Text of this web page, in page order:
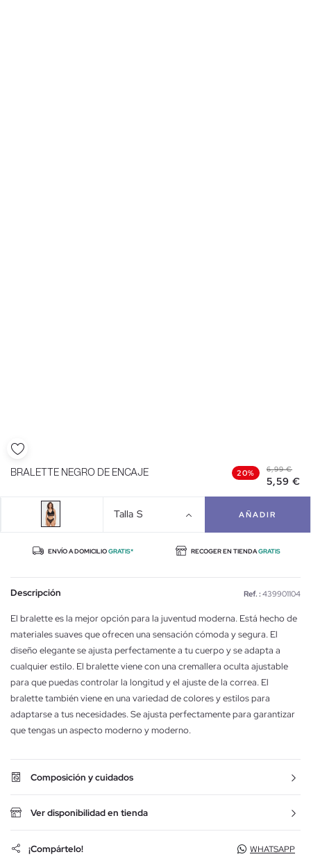
BRALETTE NEGRO DE ENCAJE 20% 6,99 €
5,59 €
Talla S AÑADIR
ENVÍO A DOMICILIOGRATIS* RECOGER EN TIENDAGRATIS
Descripción Ref. : 439901104
El bralette es la mejor opción para la juventud moderna. Está hecho de
materiales suaves que ofrecen una sensación cómoda y segura. El
diseño elegante se ajusta perfectamente a tu cuerpo y se adapta a
cualquier estilo. El bralette viene con una cremallera oculta ajustable
para que puedas controlar la longitud y el ajuste de la correa. El
bralette también viene en una variedad de colores y estilos para
adaptarse a tus necesidades. Se ajusta perfectamente para garantizar
que tengas un aspecto moderno y moderno.
Composición y cuidados
Ver disponibilidad en tienda
¡Compártelo! WHATSAPP